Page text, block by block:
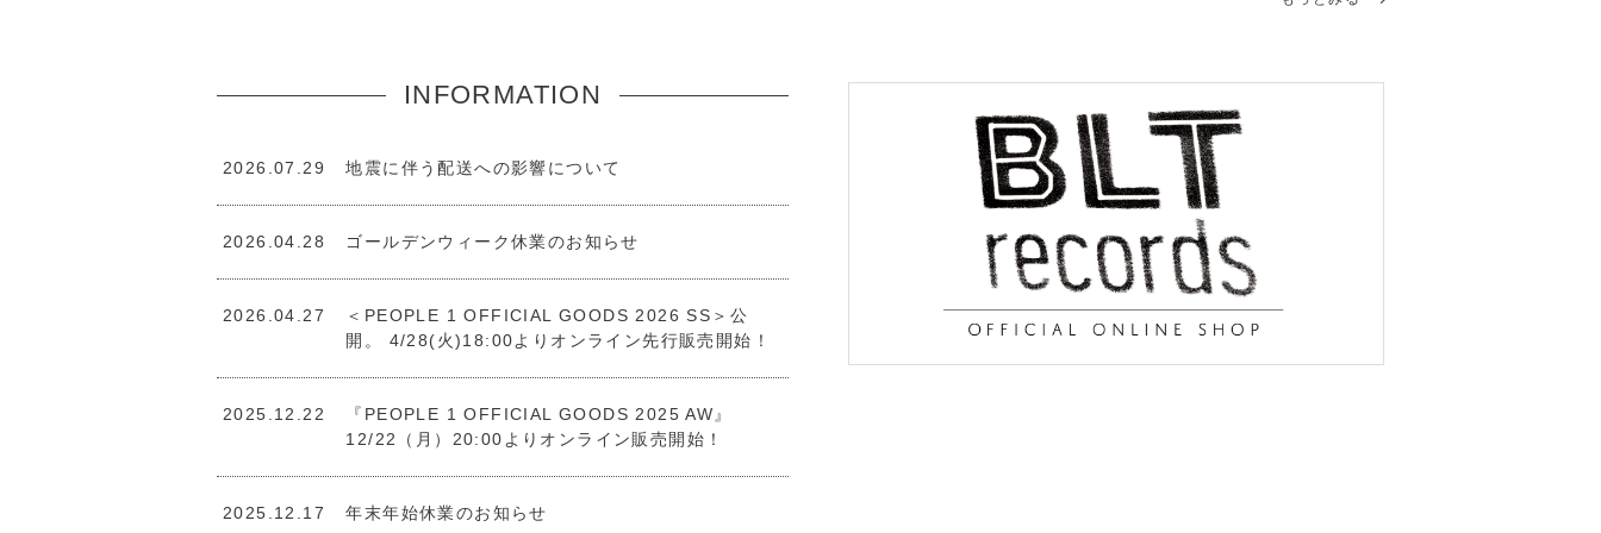
INFORMATION
2026.07.29 地震に伴う配送への影響について
2026.04.28 ゴールデンウィーク休業のお知らせ
2026.04.27
＜PEOPLE 1 OFFICIAL GOODS 2026 SS＞公
開。 4/28(火)18:00よりオンライン先行販売開始！
2025.12.22
『PEOPLE 1 OFFICIAL GOODS 2025 AW​』
12/22（月）20:00よりオンライン販売開始！
2025.12.17 年末年始休業のお知らせ